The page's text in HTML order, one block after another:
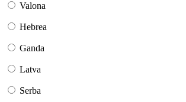
Valona
Hebrea
Ganda
Latva
Serba